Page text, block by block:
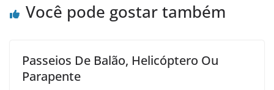
Você pode gostar também
Passeios De Balão, Helicóptero Ou
Parapente